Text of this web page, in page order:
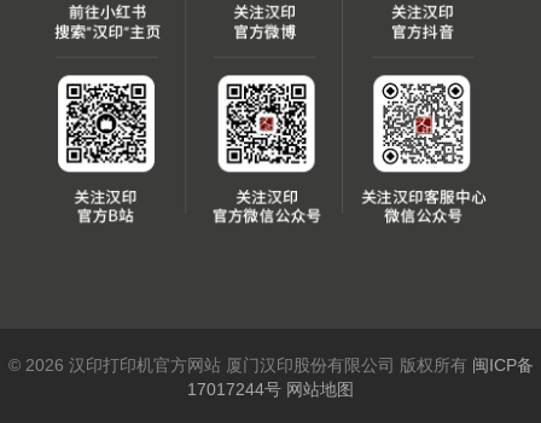
© 2026 汉印打印机官方网站 厦门汉印股份有限公司 版权所有 闽ICP备
17017244号 网站地图